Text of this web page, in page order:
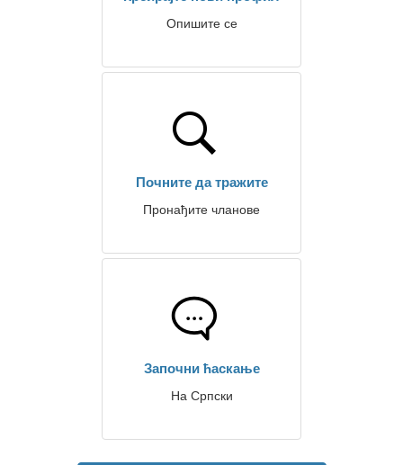
Опишите се
Почните да тражите
Пронађите чланове
Започни ћаскање
На Српски